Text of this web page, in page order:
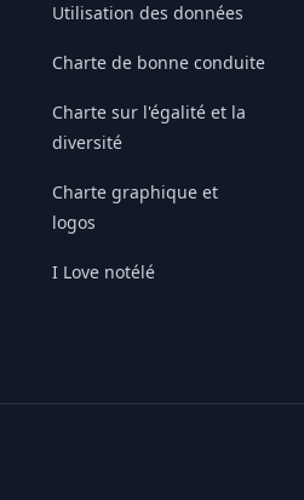
Utilisation des données
Charte de bonne conduite
Charte sur l'égalité et la
diversité
Charte graphique et
logos
I Love notélé